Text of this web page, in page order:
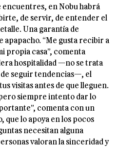
en Nobu habrá
de servir, de entender el
Una garantía de
“Me gusta recibir a
propia casa”, comenta
hospitalidad —no se trata
seguir tendencias—, el
visitas antes de que lleguen.
siempre intento dar lo
comenta con un
que lo apoya en los pocos
necesitan alguna
valoran la sinceridad y